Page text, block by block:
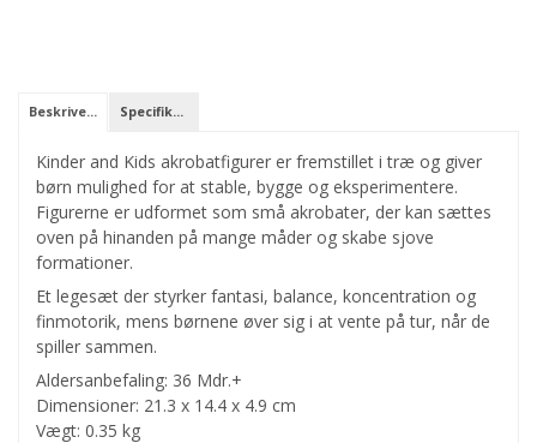
Beskrivelse Specifikationer
Kinder and Kids akrobatfigurer er fremstillet i træ og giver
børn mulighed for at stable, bygge og eksperimentere.
Figurerne er udformet som små akrobater, der kan sættes
oven på hinanden på mange måder og skabe sjove
formationer.
Et legesæt der styrker fantasi, balance, koncentration og
finmotorik, mens børnene øver sig i at vente på tur, når de
spiller sammen.
Aldersanbefaling: 36 Mdr.+
Dimensioner: 21.3 x 14.4 x 4.9 cm
Vægt: 0.35 kg